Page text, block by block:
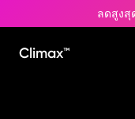
ลดสูงสุ
Climax™